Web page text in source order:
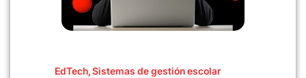
EdTech,Sistemas de gestión escolar